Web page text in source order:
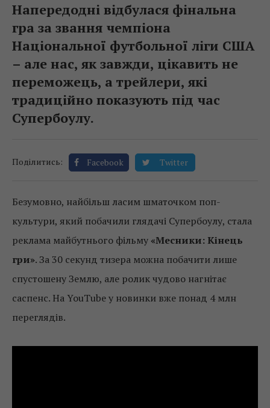
Напередодні відбулася фінальна
гра за звання чемпіона
Національної футбольної ліги США
– але нас, як завжди, цікавить не
переможець, а трейлери, які
традиційно показують під час
Супербоулу.
Поділитись: Facebook Twitter
Безумовно, найбільш ласим шматочком поп-
культури, який побачили глядачі Супербоулу, стала
реклама майбутнього фільму «Месники: Кінець
гри». За 30 секунд тизера можна побачити лише
спустошену Землю, але ролик чудово нагнітає
саспенс. На YouTube у новинки вже понад 4 млн
переглядів.